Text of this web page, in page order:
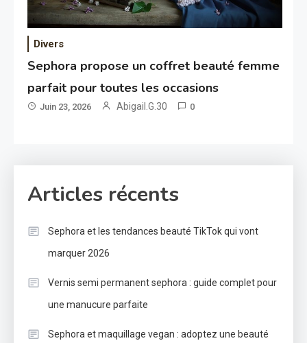
Divers
Sephora propose un coffret beauté femme
parfait pour toutes les occasions
Juin 23, 2026 Abigail.G.30 0
Articles récents
Sephora et les tendances beauté TikTok qui vont
marquer 2026
Vernis semi permanent sephora : guide complet pour
une manucure parfaite
Sephora et maquillage vegan : adoptez une beauté